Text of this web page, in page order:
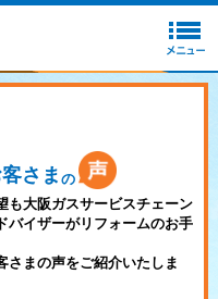
さま の
も大阪ガスサービスチェーン
バイザーがリフォームのお手
さまの声をご紹介いたしま